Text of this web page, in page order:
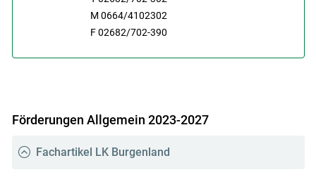
M 0664/4102302
F 02682/702-390
Förderungen Allgemein 2023-2027
Fachartikel LK Burgenland